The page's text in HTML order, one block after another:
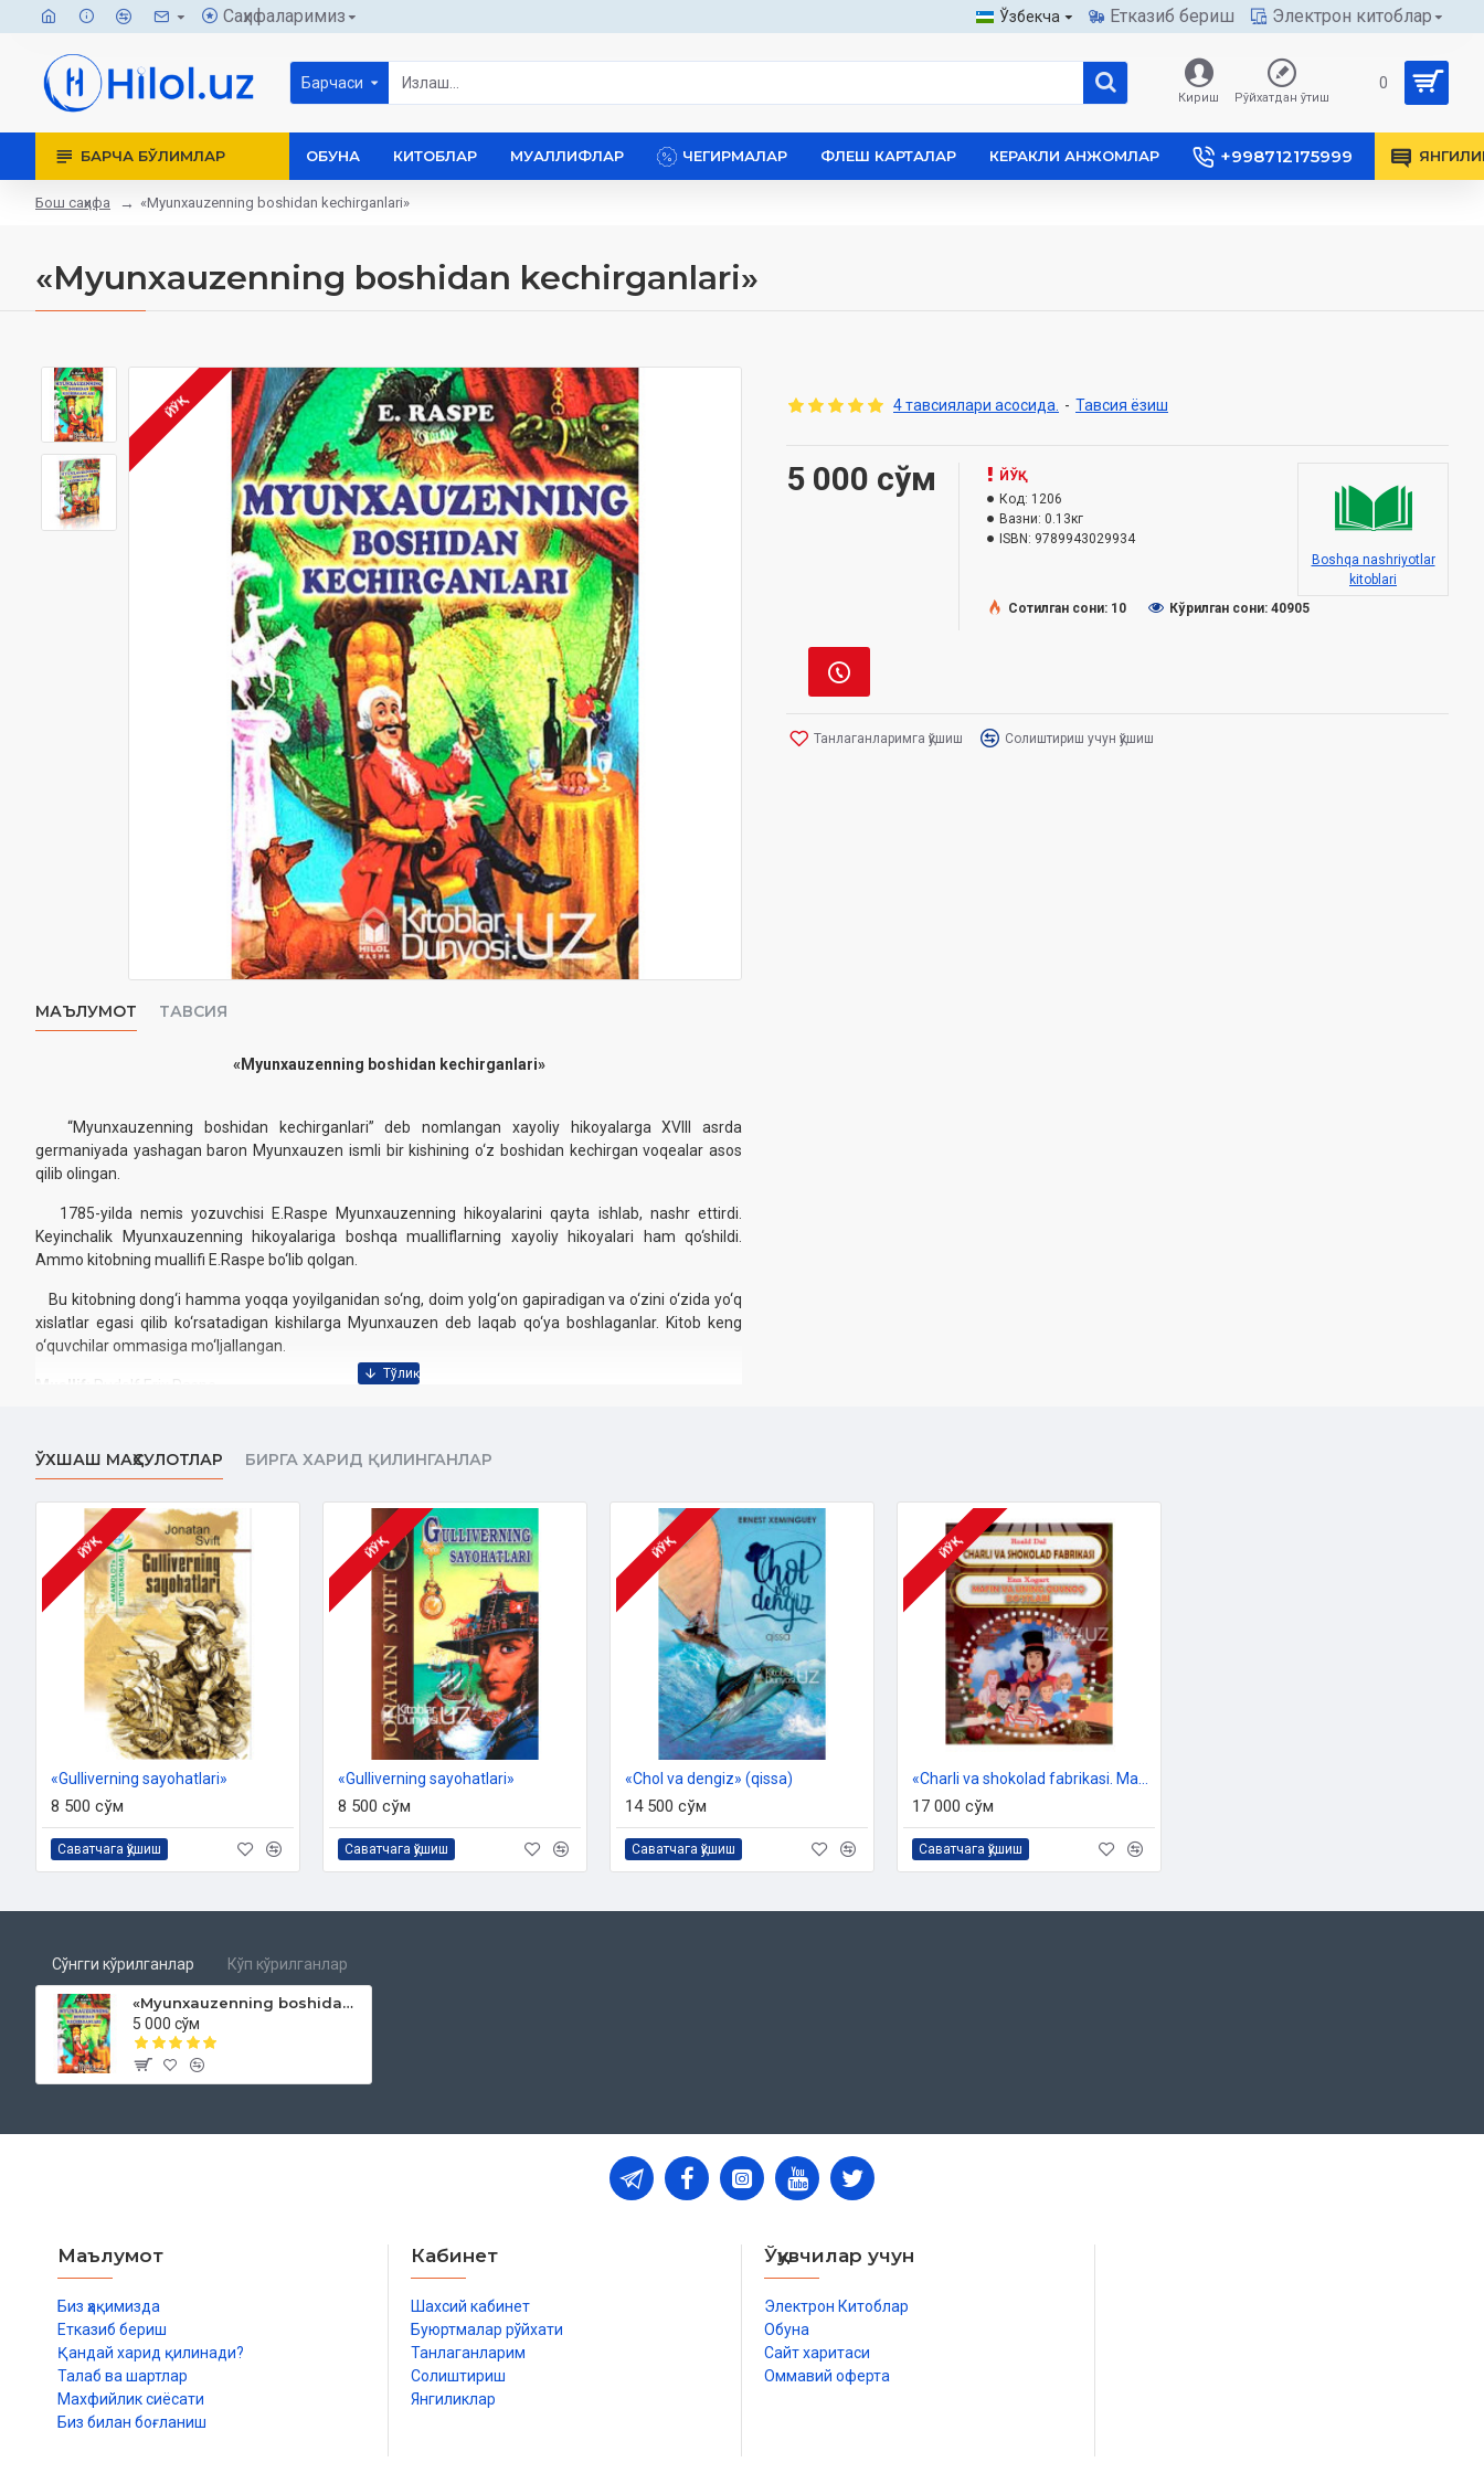
Саҳифаларимиз Ўзбекча Етказиб бериш Электрон китоблар
Барчаси
Кириш Рўйхатдан ўтиш
0
БАРЧА БЎЛИМЛАР ОБУНА КИТОБЛАР МУАЛЛИФЛАР ЧЕГИРМАЛАР ФЛЕШ КАРТАЛАР КЕРАКЛИ АНЖОМЛАР +998712175999
Бош саҳифа ‎«Myunxauzenning boshidan kechirganlari»
‎«Myunxauzenning boshidan kechirganlari»
ЙЎҚ
МАЪЛУМОТ ТАВСИЯ
‎«Myunxauzenning boshidan kechirganlari»‎
“Myunxauzenning boshidan kechirganlari” deb nomlangan xayoliy hikoyalarga XVIII asrda
germaniyada yashagan baron Myunxauzen ismli bir kishining o‘z boshidan kechirgan voqealar asos
qilib olingan.
1785-yilda nemis yozuvchisi E.Raspe Myunxauzenning hikoyalarini qayta ishlab, nashr ettirdi.
Keyinchalik Myunxauzenning hikoyalariga boshqa mualliflarning xayoliy hikoyalari ham qo‘shildi.
Ammo kitobning muallifi E.Raspe bo‘lib qolgan.
Bu kitobning dong‘i hamma yoqqa yoyilganidan so‘ng, doim yolg‘on gapiradigan va o‘zini o‘zida yo‘q
xislatlar egasi qilib ko‘rsatadigan kishilarga Myunxauzen deb laqab qo‘ya boshlaganlar. Kitob keng
o‘quvchilar ommasiga mo‘ljallangan.
Rudolf Erix Raspe
Sana:2018-yil
Hajmi:112-bet
ISBN:978-9943-02-993-4‎
O‘lchami:
60×84 1/16‎
Muqovasi:yumshoq
4 тавсиялари асосида. - Тавсия ёзиш
5 000 сўм
ЙЎҚ
Код: 1206
Вазни: 0.13кг
ISBN: 9789943029934‎
Boshqa nashriyotlar
kitoblari
Сотилган сони: 10
Кўрилган сони: 40905
Танлаганларимга қўшиш Солиштириш учун қўшиш
ЎХШАШ МАҲСУЛОТЛАР БИРГА ХАРИД ҚИЛИНГАНЛАР
ЙЎҚ
«Gulliverning sayohatlari»‎
8 500 сўм
Саватчага қўшиш
ЙЎҚ
«Gulliverning sayohatlari»‎
8 500 сўм
Саватчага қўшиш
ЙЎҚ
«Chol va dengiz»‎ (qissa)
14 500 сўм
Саватчага қўшиш
ЙЎҚ
17 000 сўм
Саватчага қўшиш
Сўнгги кўрилганлар Кўп кўрилганлар
‎«Myunxauzenning boshidan kechirganlari»
5 000 сўм
Маълумот
Биз ҳақимизда
Етказиб бериш
Қандай харид қилинади?
Талаб ва шартлар
Махфийлик сиёсати
Биз билан боғланиш
Кабинет
Шахсий кабинет
Буюртмалар рўйхати
Танлаганларим
Солиштириш
Янгиликлар
Ўқувчилар учун
Электрон Китоблар
Обуна
Сайт харитаси
Оммавий оферта